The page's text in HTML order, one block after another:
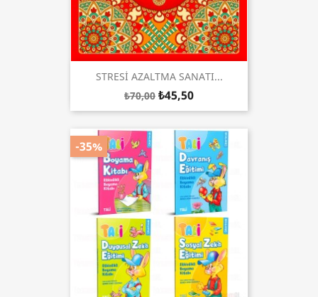
STRESİ AZALTMA SANATI...
₺70,00 ₺45,50
-35%